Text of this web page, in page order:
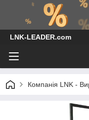
LNK-LEADER.com
Компанія LNK -